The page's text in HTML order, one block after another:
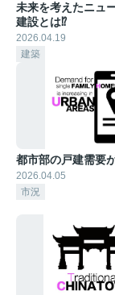
未来を考えたニュ
建設とは⁉︎
2026.04.19
建築
都市部の戸建需要
2026.04.05
市況